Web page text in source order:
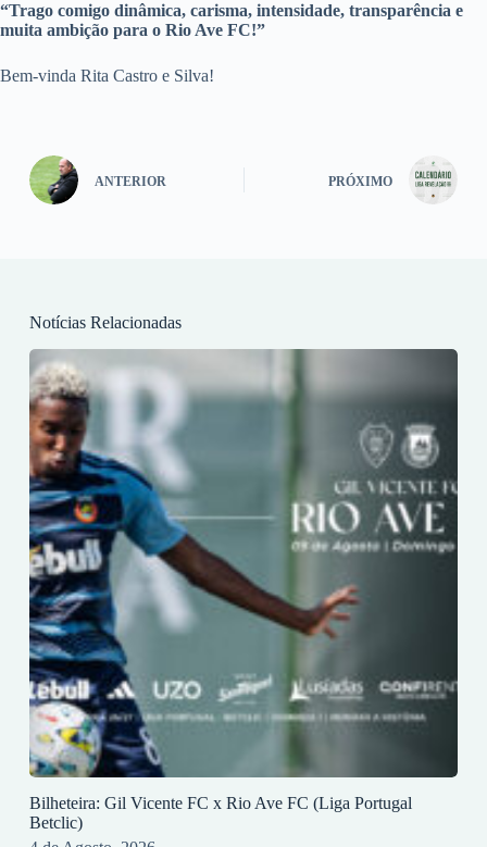
“Trago comigo dinâmica, carisma, intensidade, transparência e
muita ambição para o Rio Ave FC!”
Bem-vinda Rita Castro e Silva!
ANTERIOR PRÓXIMO
Notícias Relacionadas
Bilheteira: Gil Vicente FC x Rio Ave FC (Liga Portugal
Betclic)